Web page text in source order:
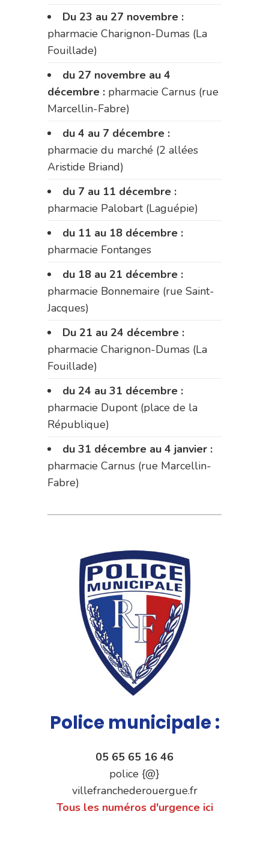
Du 23 au 27 novembre :
pharmacie Charignon-Dumas (La
Fouillade)
du 27 novembre au 4
décembre : pharmacie Carnus (rue
Marcellin-Fabre)
du 4 au 7 décembre :
pharmacie du marché (2 allées
Aristide Briand)
du 7 au 11 décembre :
pharmacie Palobart (Laguépie)
du 11 au 18 décembre :
pharmacie Fontanges
du 18 au 21 décembre :
pharmacie Bonnemaire (rue Saint-
Jacques)
Du 21 au 24 décembre :
pharmacie Charignon-Dumas (La
Fouillade)
du 24 au 31 décembre :
pharmacie Dupont (place de la
République)
du 31 décembre au 4 janvier :
pharmacie Carnus (rue Marcellin-
Fabre)
Police municipale :
05 65 65 16 46
police {@}
villefranchederouergue.fr
Tous les numéros d'urgence ici